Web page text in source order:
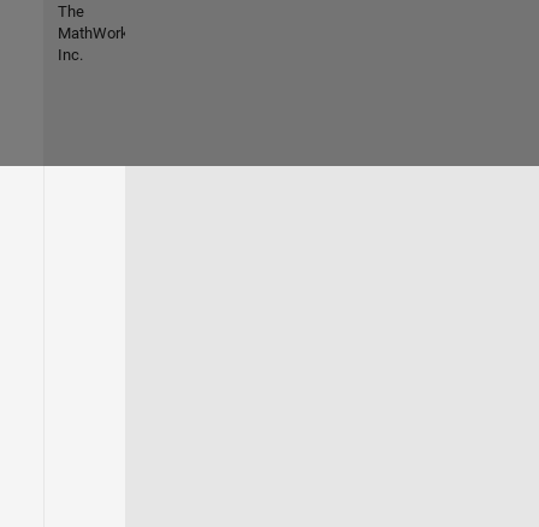
The
MathWorks,
Inc.